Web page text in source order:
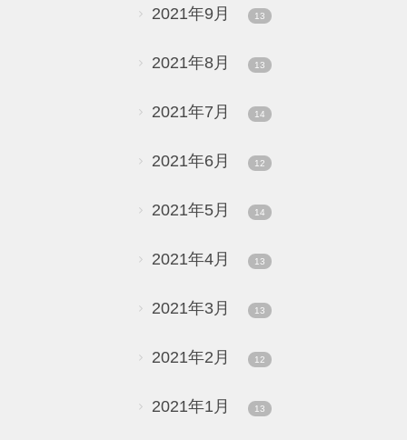
2021年9月 13
2021年8月 13
2021年7月 14
2021年6月 12
2021年5月 14
2021年4月 13
2021年3月 13
2021年2月 12
2021年1月 13